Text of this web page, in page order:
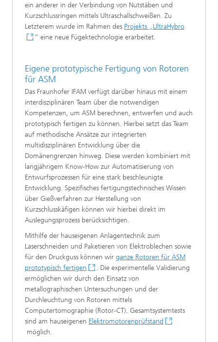
ein anderer in der Verbindung von Nutstäben und
Kurzschlussringen mittels Ultraschallschweißen. Zu
Letzterem wurde im Rahmen des Projekts „UltraHybro
“ eine neue Fügektechnologie erarbeitet.
Eigene prototypische Fertigung von Rotoren
für ASM
Das Fraunhofer IFAM verfügt darüber hinaus mit einem
interdisziplinären Team über die notwendigen
Kompetenzen, um ASM berechnen, entwerfen und auch
prototypisch fertigen zu können. Hierbei setzt das Team
auf methodische Ansätze zur integrierten
multidisziplinären Entwicklung über die
Domänengrenzen hinweg. Diese werden kombiniert mit
langjährigem Know-How zur Automatisierung von
Entwurfsprozessen für eine stark beschleunigte
Entwicklung. Spezifisches fertigungstechnisches Wissen
über Gießverfahren zur Herstellung von
Kurzschlusskäfigen können wir hierbei direkt im
Auslegungsprozess berücksichtigen.
Mithilfe der hauseigenen Anlagentechnik zum
Laserschneiden und Paketieren von Elektroblechen sowie
für den Druckguss können wir ganze Rotoren für ASM
prototypisch fertigen
. Die experimentelle Validierung
ermöglichen wir durch den Einsatz von
metallographischen Untersuchungen und der
Durchleuchtung von Rotoren mittels
Computertomographie (Rotor-CT). Gesamtsystemtests
sind am hauseigenen Elektromotorenprüfstand
möglich.